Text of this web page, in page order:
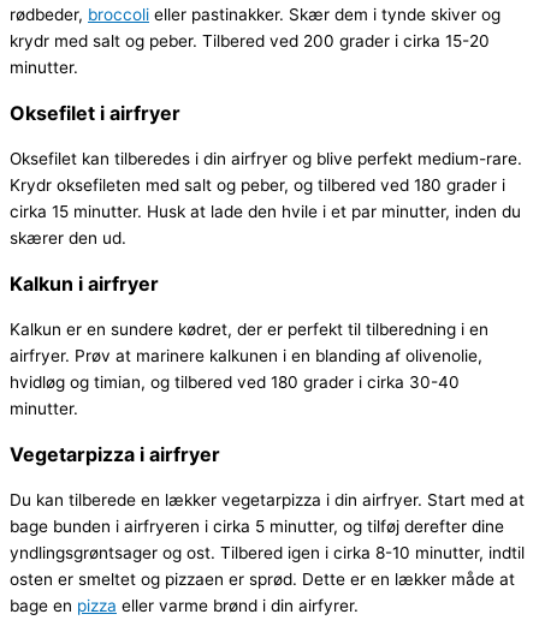
rødbeder, broccoli eller pastinakker. Skær dem i tynde skiver og
krydr med salt og peber. Tilbered ved 200 grader i cirka 15-20
minutter.
Oksefilet i airfryer
Oksefilet kan tilberedes i din airfryer og blive perfekt medium-rare.
Krydr oksefileten med salt og peber, og tilbered ved 180 grader i
cirka 15 minutter. Husk at lade den hvile i et par minutter, inden du
skærer den ud.
Kalkun i airfryer
Kalkun er en sundere kødret, der er perfekt til tilberedning i en
airfryer. Prøv at marinere kalkunen i en blanding af olivenolie,
hvidløg og timian, og tilbered ved 180 grader i cirka 30-40
minutter.
Vegetarpizza i airfryer
Du kan tilberede en lækker vegetarpizza i din airfryer. Start med at
bage bunden i airfryeren i cirka 5 minutter, og tilføj derefter dine
yndlingsgrøntsager og ost. Tilbered igen i cirka 8-10 minutter, indtil
osten er smeltet og pizzaen er sprød. Dette er en lækker måde at
bage en pizza eller varme brønd i din airfyrer.